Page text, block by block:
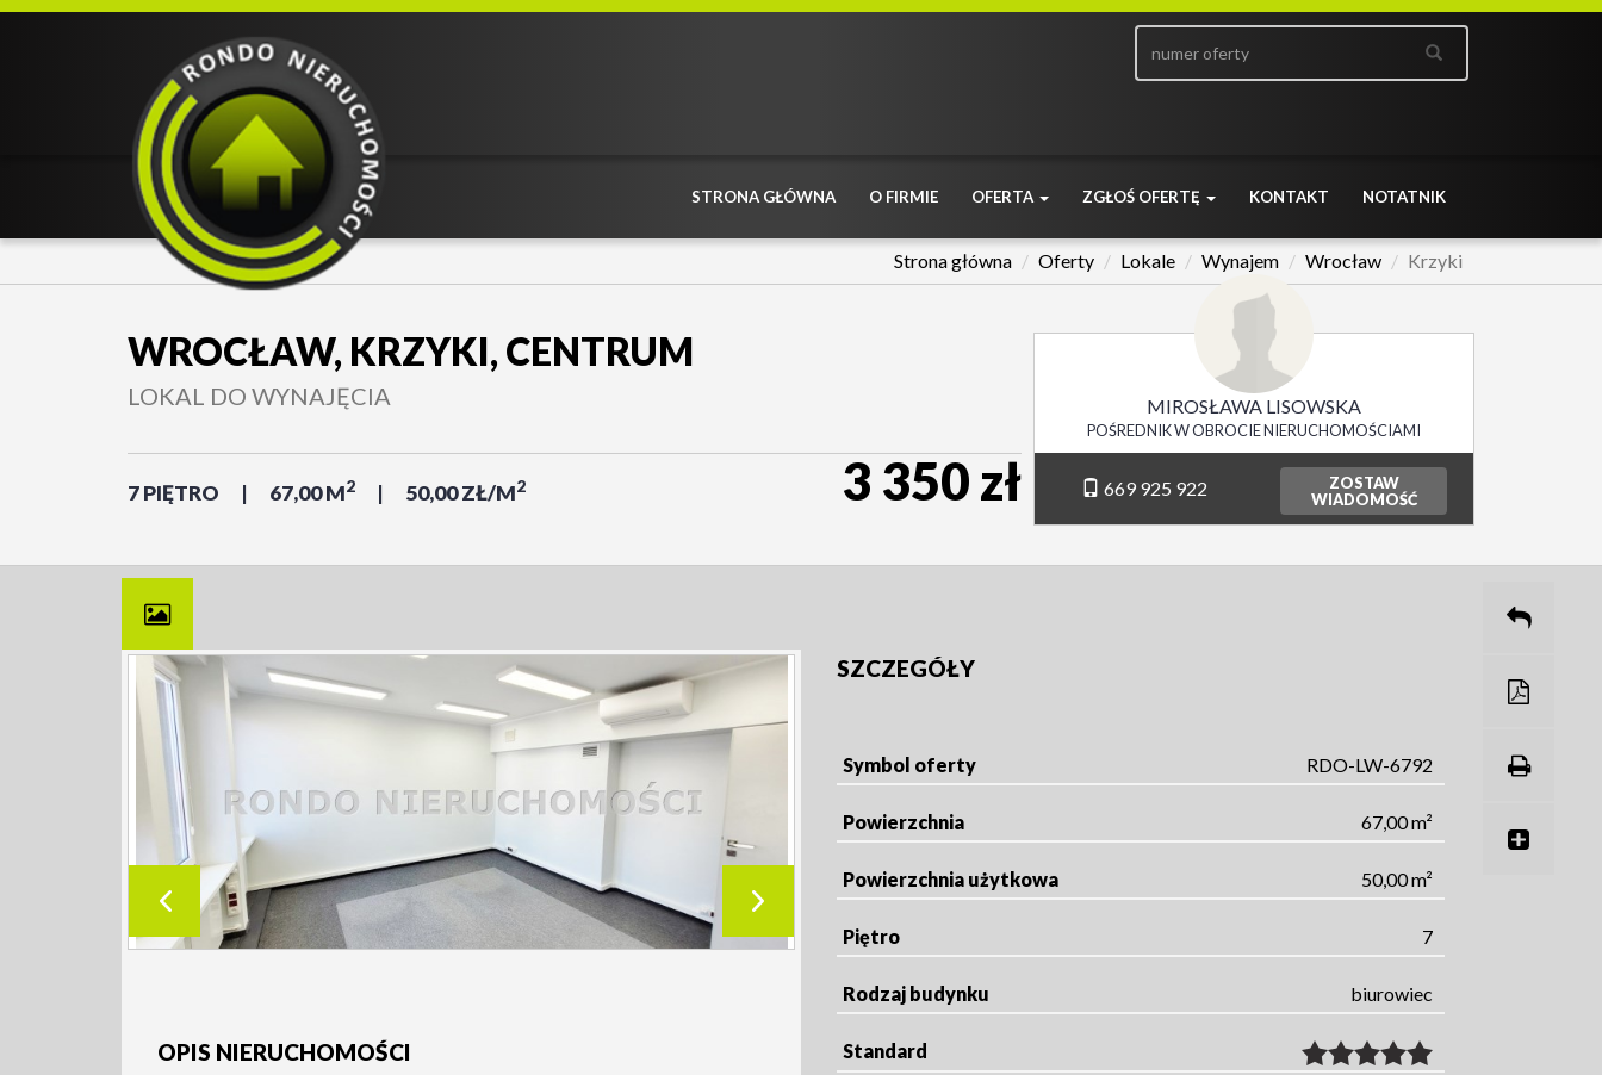
STRONA GŁÓWNA O FIRMIE OFERTA ZGŁOŚ OFERTĘ KONTAKT NOTATNIK
Strona główna Oferty Lokale Wynajem Wrocław Krzyki
WROCŁAW, KRZYKI, CENTRUM
LOKAL DO WYNAJĘCIA
7 PIĘTRO 67,00 M2 50,00 ZŁ/M2 3 350 zł
MIROSŁAWA LISOWSKA
POŚREDNIK W OBROCIE NIERUCHOMOŚCIAMI
669 925 922
ZOSTAW
WIADOMOŚĆ
OPIS NIERUCHOMOŚCI
SZCZEGÓŁY
Symbol oferty RDO-LW-6792
Powierzchnia 67,00 m²
Powierzchnia użytkowa 50,00 m²
Piętro 7
Rodzaj budynku biurowiec
Standard